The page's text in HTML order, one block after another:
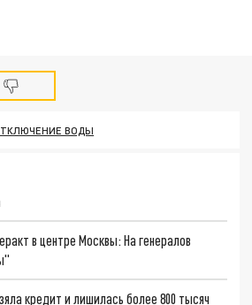
ВОДЫ
в центре Москвы: На генералов
кредит и лишилась более 800 тысяч